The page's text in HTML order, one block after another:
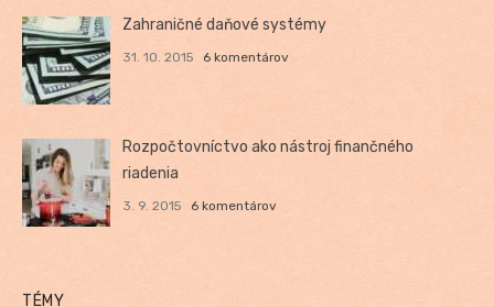
Zahraničné daňové systémy
31. 10. 2015 6 komentárov
Rozpočtovníctvo ako nástroj finančného
riadenia
3. 9. 2015 6 komentárov
TÉMY